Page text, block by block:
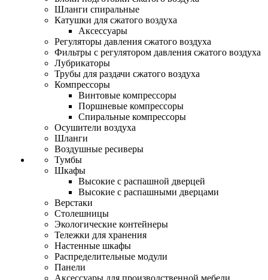
Шланги спиральные
Катушки для сжатого воздуха
Аксессуары
Регуляторы давления сжатого воздуха
Фильтры с регулятором давления сжатого воздуха
Лубрикаторы
Трубы для раздачи сжатого воздуха
Компрессоры
Винтовые компрессоры
Поршневые компрессоры
Спиральные компрессоры
Осушители воздуха
Шланги
Воздушные ресиверы
Тумбы
Шкафы
Высокие с распашной дверцей
Высокие с распашными дверцами
Верстаки
Столешницы
Экологические контейнеры
Тележки для хранения
Настенные шкафы
Распределительные модули
Панели